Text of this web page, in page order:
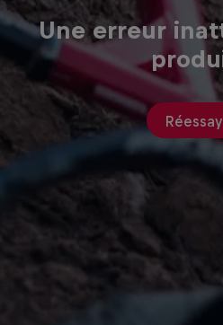
Une erreur